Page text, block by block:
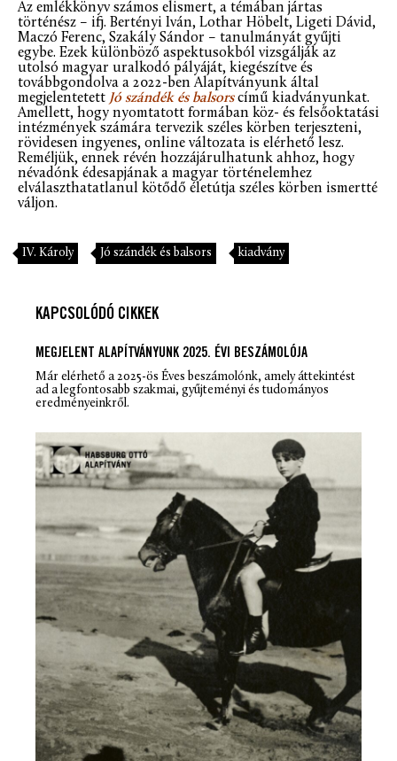
Az emlékkönyv számos elismert, a témában jártas
történész – ifj. Bertényi Iván, Lothar Höbelt, Ligeti Dávid,
Maczó Ferenc, Szakály Sándor – tanulmányát gyűjti
egybe. Ezek különböző aspektusokból vizsgálják az
utolsó magyar uralkodó pályáját, kiegészítve és
továbbgondolva a 2022-ben Alapítványunk által
megjelentetett Jó szándék és balsorscímű kiadványunkat.
Amellett, hogy nyomtatott formában köz- és felsőoktatási
intézmények számára tervezik széles körben terjeszteni,
rövidesen ingyenes, online változata is elérhető lesz.
Reméljük, ennek révén hozzájárulhatunk ahhoz, hogy
névadónk édesapjának a magyar történelemhez
elválaszthatatlanul kötődő életútja széles körben ismertté
váljon.
IV. Károly Jó szándék és balsors kiadvány
KAPCSOLÓDÓ CIKKEK
MEGJELENT ALAPÍTVÁNYUNK 2025. ÉVI BESZÁMOLÓJA
Már elérhető a 2025-ös Éves beszámolónk, amely áttekintést
ad a legfontosabb szakmai, gyűjteményi és tudományos
eredményeinkről.